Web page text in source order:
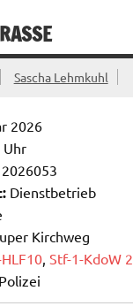
Sascha Lehmkuhl
2026
Uhr
2026053
Dienstbetrieb
Kirchweg
Stf-1-KdoW 2
Polizei